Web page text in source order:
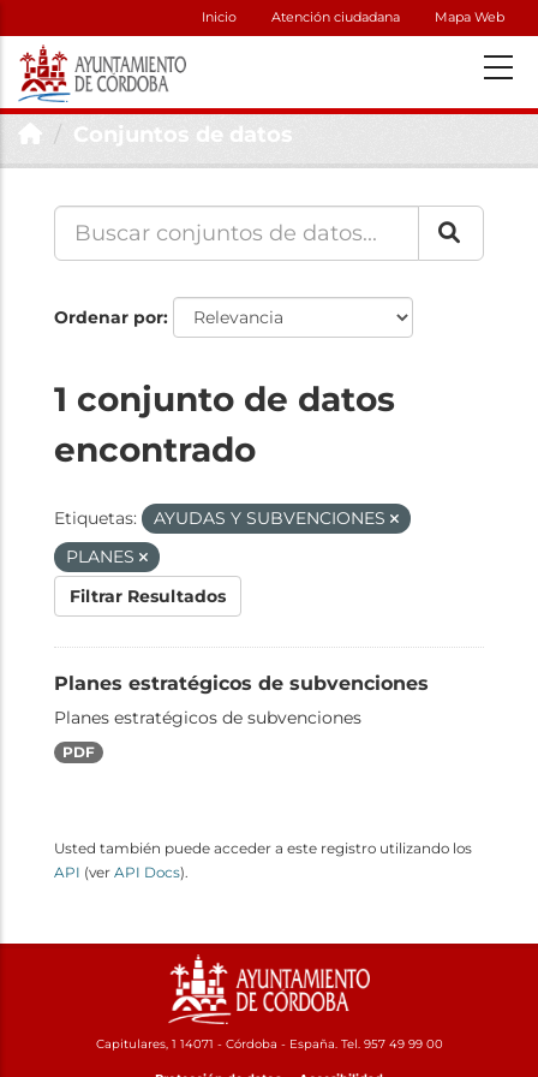
Inicio Atención ciudadana Mapa Web
Conjuntos de datos
Ordenar por
1 conjunto de datos
encontrado
Etiquetas:
AYUDAS Y SUBVENCIONES
PLANES
Filtrar Resultados
Planes estratégicos de subvenciones
Planes estratégicos de subvenciones
PDF
Usted también puede acceder a este registro utilizando los
API (ver API Docs).
Capitulares, 1 14071 - Córdoba - España. Tel. 957 49 99 00